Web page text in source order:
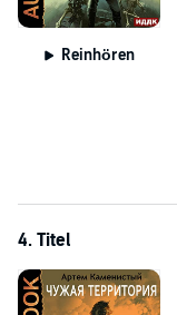
Reinhören
4. Titel